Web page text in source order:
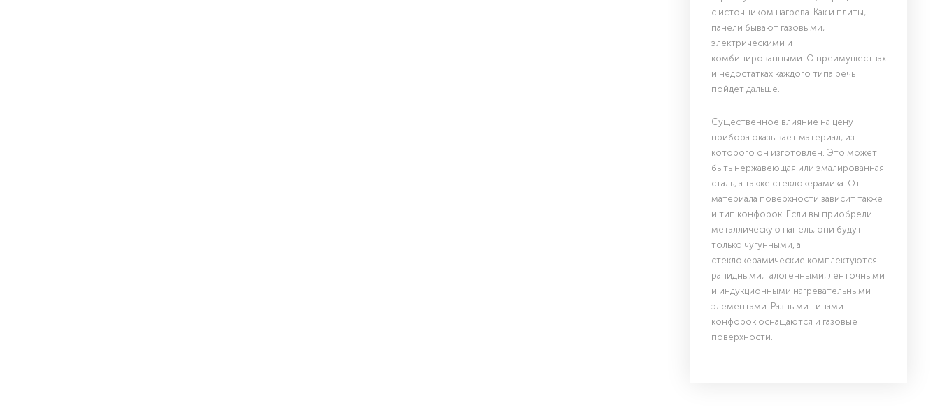
с источником нагрева. Как и плиты,
панели бывают газовыми,
электрическими и
комбинированными. О преимуществах
и недостатках каждого типа речь
пойдет дальше.
Существенное влияние на цену
прибора оказывает материал, из
которого он изготовлен. Это может
быть нержавеющая или эмалированная
сталь, а также стеклокерамика. От
материала поверхности зависит также
и тип конфорок. Если вы приобрели
металлическую панель, они будут
только чугунными, а
стеклокерамические комплектуются
рапидными, галогенными, ленточными
и индукционными нагревательными
элементами. Разными типами
конфорок оснащаются и газовые
поверхности.